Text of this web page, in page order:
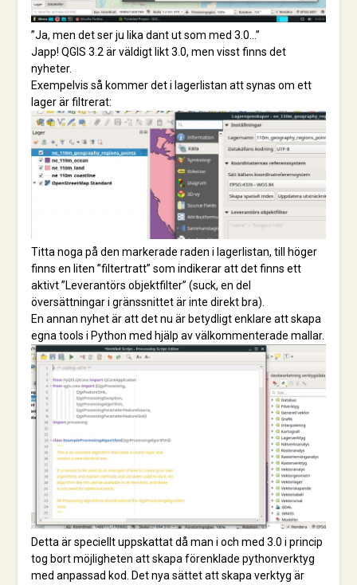
”Ja, men det ser ju lika dant ut som med 3.0…”
Japp! QGIS 3.2 är väldigt likt 3.0, men visst finns det
nyheter.
Exempelvis så kommer det i lagerlistan att synas om ett
lager är filtrerat:
Titta noga på den markerade raden i lagerlistan, till höger
finns en liten ”filtertratt” som indikerar att det finns ett
aktivt ”Leverantörs objektfilter” (suck, en del
översättningar i gränssnittet är inte direkt bra).
En annan nyhet är att det nu är betydligt enklare att skapa
egna tools i Python med hjälp av välkommenterade mallar.
Detta är speciellt uppskattat då man i och med 3.0 i princip
tog bort möjligheten att skapa förenklade pythonverktyg
med anpassad kod. Det nya sättet att skapa verktyg är